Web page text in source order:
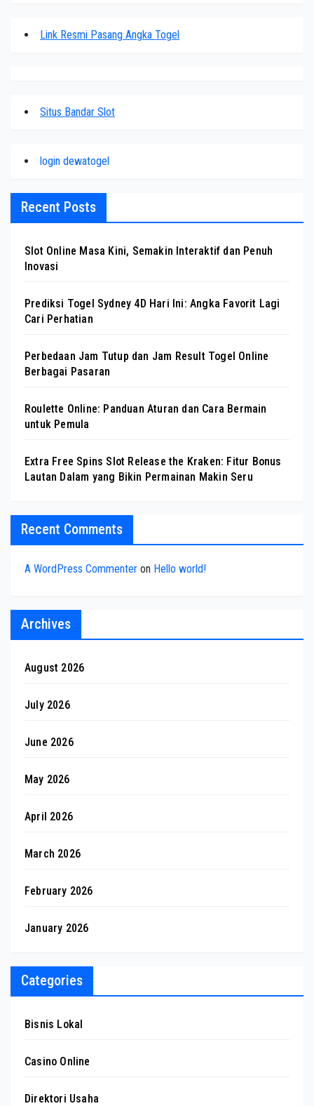
Link Resmi Pasang Angka Togel
Situs Bandar Slot
login dewatogel
Recent Posts
Slot Online Masa Kini, Semakin Interaktif dan Penuh
Inovasi
Prediksi Togel Sydney 4D Hari Ini: Angka Favorit Lagi
Cari Perhatian
Perbedaan Jam Tutup dan Jam Result Togel Online
Berbagai Pasaran
Roulette Online: Panduan Aturan dan Cara Bermain
untuk Pemula
Extra Free Spins Slot Release the Kraken: Fitur Bonus
Lautan Dalam yang Bikin Permainan Makin Seru
Recent Comments
A WordPress Commenter on Hello world!
Archives
August 2026
July 2026
June 2026
May 2026
April 2026
March 2026
February 2026
January 2026
Categories
Bisnis Lokal
Casino Online
Direktori Usaha